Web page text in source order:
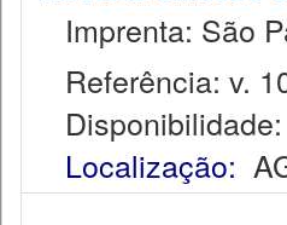
Imprenta: São
Referência: v.
Disponibilidade:
Localização: